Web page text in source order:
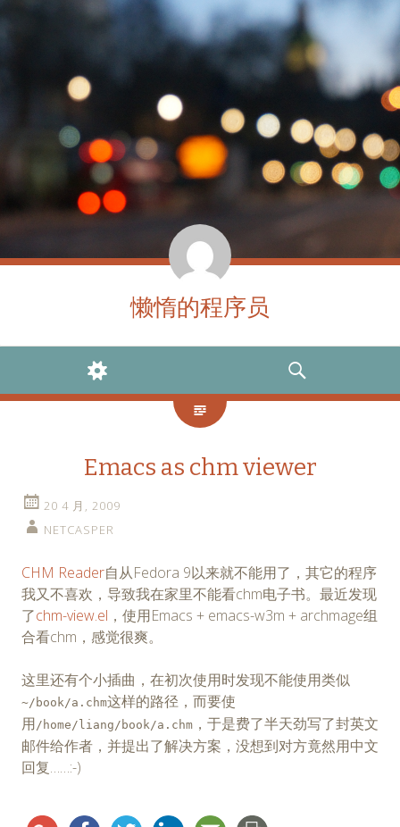
懒惰的程序员
WIDGETS
SEARCH
Emacs as chm viewer
20 4 月, 2009
NETCASPER
CHM Reader自从Fedora 9以来就不能用了，其它的程序
我又不喜欢，导致我在家里不能看chm电子书。最近发现
了chm-view.el ，使用Emacs + emacs-w3m + archmage组
合看chm，感觉很爽。
这里还有个小插曲，在初次使用时发现不能使用类似
~/book/a.chm这样的路径，而要使
用 /home/liang/book/a.chm ，于是费了半天劲写了封英文
邮件给作者，并提出了解决方案，没想到对方竟然用中文
回复……:-)